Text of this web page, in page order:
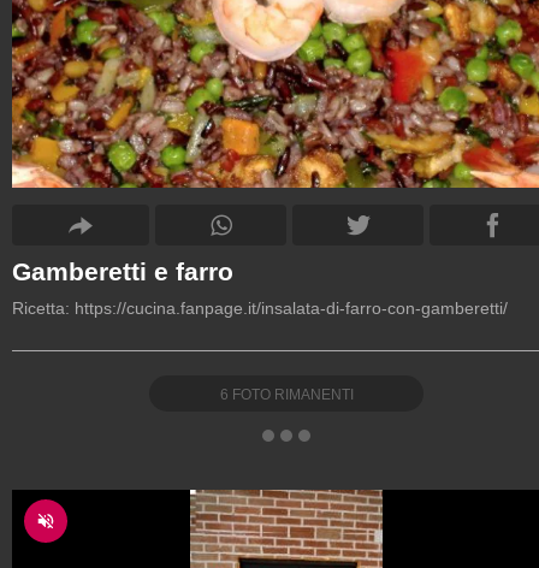
Gamberetti e farro
Ricetta: https://cucina.fanpage.it/insalata-di-farro-con-gamberetti/
6 FOTO RIMANENTI